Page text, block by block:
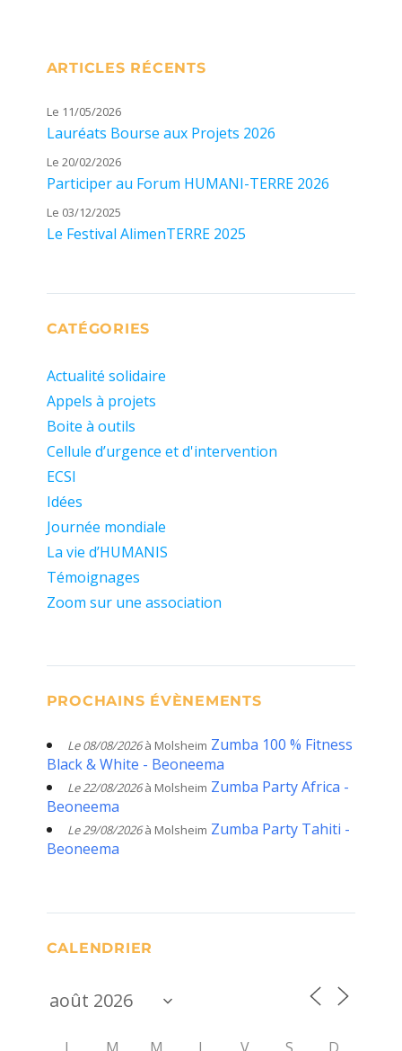
ARTICLES RÉCENTS
Le 11/05/2026
Lauréats Bourse aux Projets 2026
Le 20/02/2026
Participer au Forum HUMANI-TERRE 2026
Le 03/12/2025
Le Festival AlimenTERRE 2025
CATÉGORIES
Actualité solidaire
Appels à projets
Boite à outils
Cellule d’urgence et d'intervention
ECSI
Idées
Journée mondiale
La vie d’HUMANIS
Témoignages
Zoom sur une association
PROCHAINS ÉVÈNEMENTS
Le 08/08/2026à Molsheim Zumba 100 % Fitness
Black & White - Beoneema
Le 22/08/2026à Molsheim Zumba Party Africa -
Beoneema
Le 29/08/2026à Molsheim Zumba Party Tahiti -
Beoneema
CALENDRIER